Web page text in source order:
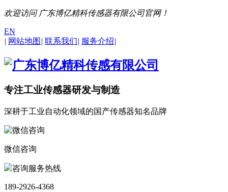
欢迎访问 广东博亿精科传感器有限公司官网！
EN
| 网站地图 | 联系我们| 服务介绍|
专注工业传感器研发与制造
深耕于工业自动化领域的国产传感器知名品牌
微信咨询
咨询服务热线
189-2926-4368